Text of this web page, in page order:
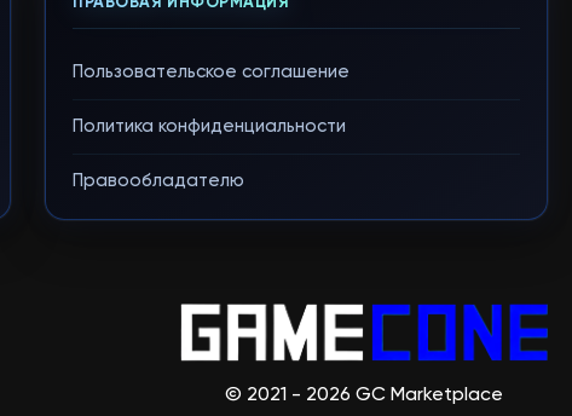
ПРАВОВАЯ ИНФОРМАЦИЯ
Пользовательское соглашение
Политика конфиденциальности
Правообладателю
© 2021 - 2026 GC Marketplace